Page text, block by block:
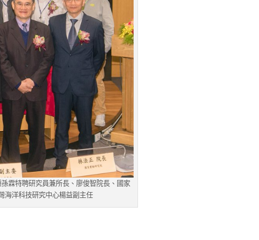
霖特聘研究員兼所長、廖俊智院長、國家
海洋科技研究中心楊益副主任